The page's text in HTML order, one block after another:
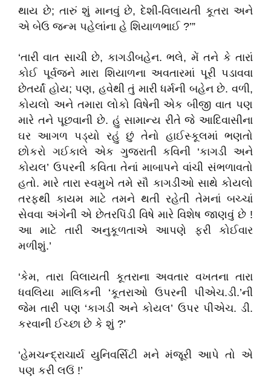
થાય છે; તારું શું માનવું છે,દેશી-વિલાયતી કૂતરા અને
એ બેઉ જન્મ પહેલાંના હે શિયાળભાઈ ?’”
‘તારી વાત સાચી છે, કાગડીબહેન. ભલે, મેં તને કે તારાં
કોઈ પૂર્વજને મારા શિયાળના અવતારમાં પૂરી પડાવવા
છેતર્યાં હોય;પણ, હવેથી તું મારી ધર્મની બહેન છે. વળી,
કોયલો અને તમારા લોકો વિષેની એક બીજી વાત પણ
મારે તને પૂછવાની છે. હું સામાન્ય રીતે જે આદિવાસીના
ઘર આગળ પડ્યો રહું છું તેનો હાઈસ્કૂલમાં ભણતો
છોકરો ગઈકાલે એક ગુજરાતી કવિની ‘કાગડી અને
કોયલ’ ઉપરની કવિતા તેનાં માબાપને વાંચી સંભળાવતો
હતો. મારે તારા સ્વમુખે તમે સૌ કાગડીઓ સાથે કોયલો
તરફથી કાયમ માટે તમને થતી રહેતી તેમનાં બચ્ચાં
સેવવા અંગેની એ છેતરપિંડી વિષે મારે વિશેષ જાણવું છે !
આ માટે તારી અનુકૂળતાએ આપણે ફરી કોઈવાર
મળીશું.’
‘કેમ, તારા વિલાયતી કૂતરાના અવતાર વખતના તારા
ધવલિયા માલિકની ‘કૂતરાઓ ઉપરની પીએચ.ડી.’ની
જેમ તારી પણ ‘કાગડી અને કોયલ’ ઉપર પીએચ. ડી.
કરવાની ઈચ્છા છે કે શું ?’
‘હેમચન્દ્રાચાર્ય યુનિવર્સિટી મને મંજૂરી આપે તો એ
પણ કરી લઉ ં !’